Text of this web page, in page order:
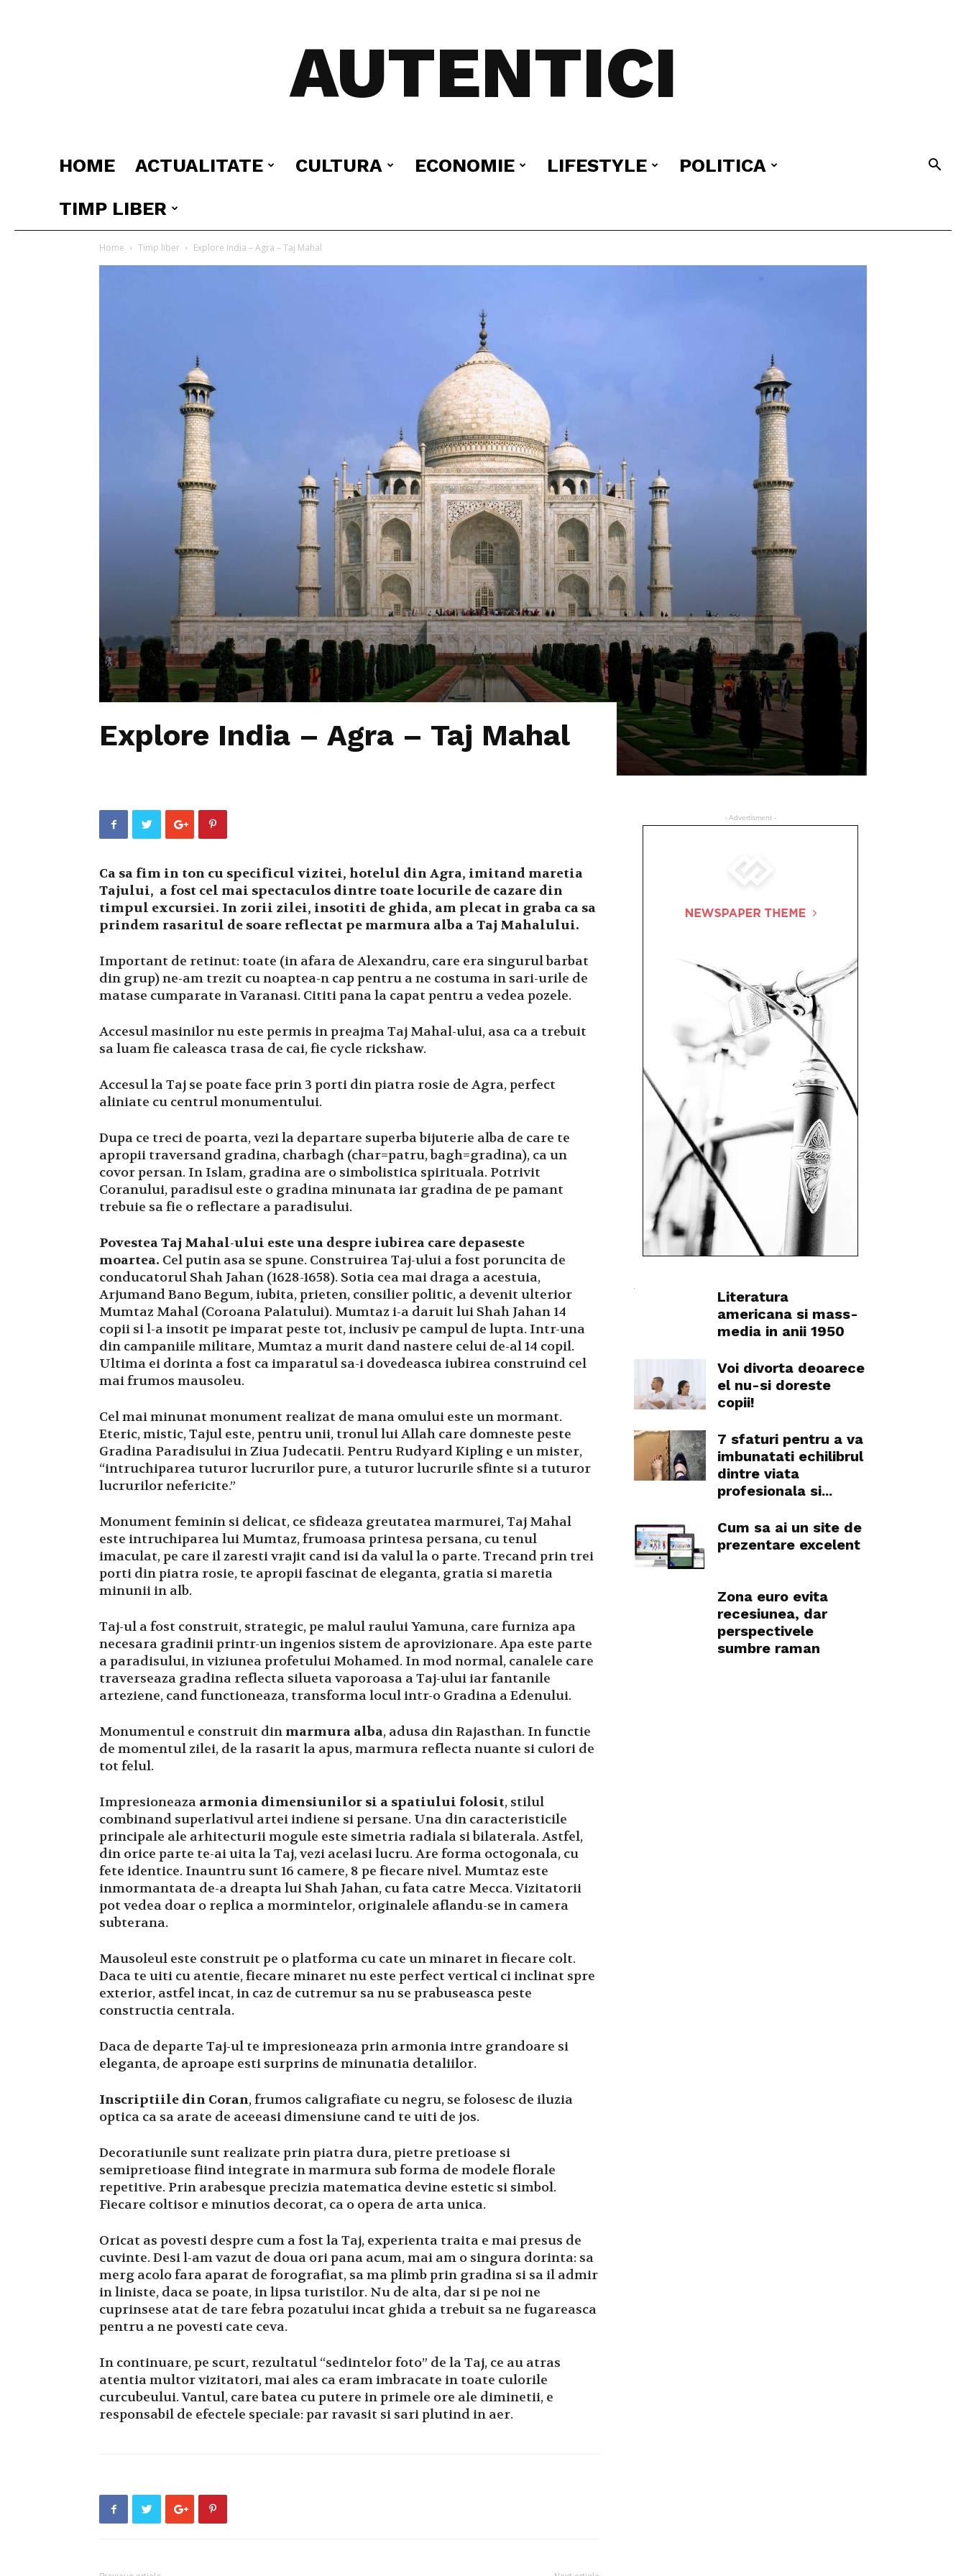
AUTENTICI
HOME ACTUALITATE CULTURA ECONOMIE LIFESTYLE
POLITICA
TIMP LIBER
Home Timp liber Explore India – Agra – Taj Mahal
Explore India – Agra – Taj Mahal
Ca sa fim in ton cu specificul vizitei, hotelul din Agra, imitand maretia
Tajului, a fost cel mai spectaculos dintre toate locurile de cazare din
timpul excursiei. In zorii zilei, insotiti de ghida, am plecat in graba ca sa
prindem rasaritul de soare reflectat pe marmura alba a Taj Mahalului.
Important de retinut: toate (in afara de Alexandru, care era singurul barbat
din grup) ne-am trezit cu noaptea-n cap pentru a ne costuma in sari-urile de
matase cumparate in Varanasi. Cititi pana la capat pentru a vedea pozele.
Accesul masinilor nu este permis in preajma Taj Mahal-ului, asa ca a trebuit
sa luam fie caleasca trasa de cai, fie cycle rickshaw.
Accesul la Taj se poate face prin 3 porti din piatra rosie de Agra, perfect
aliniate cu centrul monumentului.
Dupa ce treci de poarta, vezi la departare superba bijuterie alba de care te
apropii traversand gradina, charbagh (char=patru, bagh=gradina), ca un
covor persan. In Islam, gradina are o simbolistica spirituala. Potrivit
Coranului, paradisul este o gradina minunata iar gradina de pe pamant
trebuie sa fie o reflectare a paradisului.
Povestea Taj Mahal-ului este una despre iubirea care depaseste
moartea. Cel putin asa se spune. Construirea Taj-ului a fost poruncita de
conducatorul Shah Jahan (1628-1658). Sotia cea mai draga a acestuia,
Arjumand Bano Begum, iubita, prieten, consilier politic, a devenit ulterior
Mumtaz Mahal (Coroana Palatului). Mumtaz i-a daruit lui Shah Jahan 14
copii si l-a insotit pe imparat peste tot, inclusiv pe campul de lupta. Intr-una
din campaniile militare, Mumtaz a murit dand nastere celui de-al 14 copil.
Ultima ei dorinta a fost ca imparatul sa-i dovedeasca iubirea construind cel
mai frumos mausoleu.
Cel mai minunat monument realizat de mana omului este un mormant.
Eteric, mistic, Tajul este, pentru unii, tronul lui Allah care domneste peste
Gradina Paradisului in Ziua Judecatii. Pentru Rudyard Kipling e un mister,
“intruchiparea tuturor lucrurilor pure, a tuturor lucrurile sfinte si a tuturor
lucrurilor nefericite.”
Monument feminin si delicat, ce sfideaza greutatea marmurei, Taj Mahal
este intruchiparea lui Mumtaz, frumoasa printesa persana, cu tenul
imaculat, pe care il zaresti vrajit cand isi da valul la o parte. Trecand prin trei
porti din piatra rosie, te apropii fascinat de eleganta, gratia si maretia
minunii in alb.
Taj-ul a fost construit, strategic, pe malul raului Yamuna, care furniza apa
necesara gradinii printr-un ingenios sistem de aprovizionare. Apa este parte
a paradisului, in viziunea profetului Mohamed. In mod normal, canalele care
traverseaza gradina reflecta silueta vaporoasa a Taj-ului iar fantanile
arteziene, cand functioneaza, transforma locul intr-o Gradina a Edenului.
Monumentul e construit din marmura alba, adusa din Rajasthan. In functie
de momentul zilei, de la rasarit la apus, marmura reflecta nuante si culori de
tot felul.
Impresioneaza armonia dimensiunilor si a spatiului folosit, stilul
combinand superlativul artei indiene si persane. Una din caracteristicile
principale ale arhitecturii mogule este simetria radiala si bilaterala. Astfel,
din orice parte te-ai uita la Taj, vezi acelasi lucru. Are forma octogonala, cu
fete identice. Inauntru sunt 16 camere, 8 pe fiecare nivel. Mumtaz este
inmormantata de-a dreapta lui Shah Jahan, cu fata catre Mecca. Vizitatorii
pot vedea doar o replica a mormintelor, originalele aflandu-se in camera
subterana.
Mausoleul este construit pe o platforma cu cate un minaret in fiecare colt.
Daca te uiti cu atentie, fiecare minaret nu este perfect vertical ci inclinat spre
exterior, astfel incat, in caz de cutremur sa nu se prabuseasca peste
constructia centrala.
Daca de departe Taj-ul te impresioneaza prin armonia intre grandoare si
eleganta, de aproape esti surprins de minunatia detaliilor.
Inscriptiile din Coran, frumos caligrafiate cu negru, se folosesc de iluzia
optica ca sa arate de aceeasi dimensiune cand te uiti de jos.
Decoratiunile sunt realizate prin piatra dura, pietre pretioase si
semipretioase fiind integrate in marmura sub forma de modele florale
repetitive. Prin arabesque precizia matematica devine estetic si simbol.
Fiecare coltisor e minutios decorat, ca o opera de arta unica.
Oricat as povesti despre cum a fost la Taj, experienta traita e mai presus de
cuvinte. Desi l-am vazut de doua ori pana acum, mai am o singura dorinta: sa
merg acolo fara aparat de forografiat, sa ma plimb prin gradina si sa il admir
in liniste, daca se poate, in lipsa turistilor. Nu de alta, dar si pe noi ne
cuprinsese atat de tare febra pozatului incat ghida a trebuit sa ne fugareasca
pentru a ne povesti cate ceva.
In continuare, pe scurt, rezultatul “sedintelor foto” de la Taj, ce au atras
atentia multor vizitatori, mai ales ca eram imbracate in toate culorile
curcubeului. Vantul, care batea cu putere in primele ore ale diminetii, e
responsabil de efectele speciale: par ravasit si sari plutind in aer.
- Advertisment -
Literatura
americana si mass-
media in anii 1950
Voi divorta deoarece
el nu-si doreste
copii!
7 sfaturi pentru a va
imbunatati echilibrul
dintre viata
profesionala si...
Cum sa ai un site de
prezentare excelent
Zona euro evita
recesiunea, dar
perspectivele
sumbre raman